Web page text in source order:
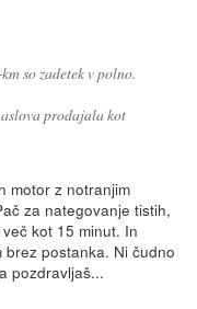
so zadetek v polno.
prodajala kot
motor z notranjim
za nategovanje tistih,
kot 15 minut. In
postanka. Ni čudno
pozdravljaš...